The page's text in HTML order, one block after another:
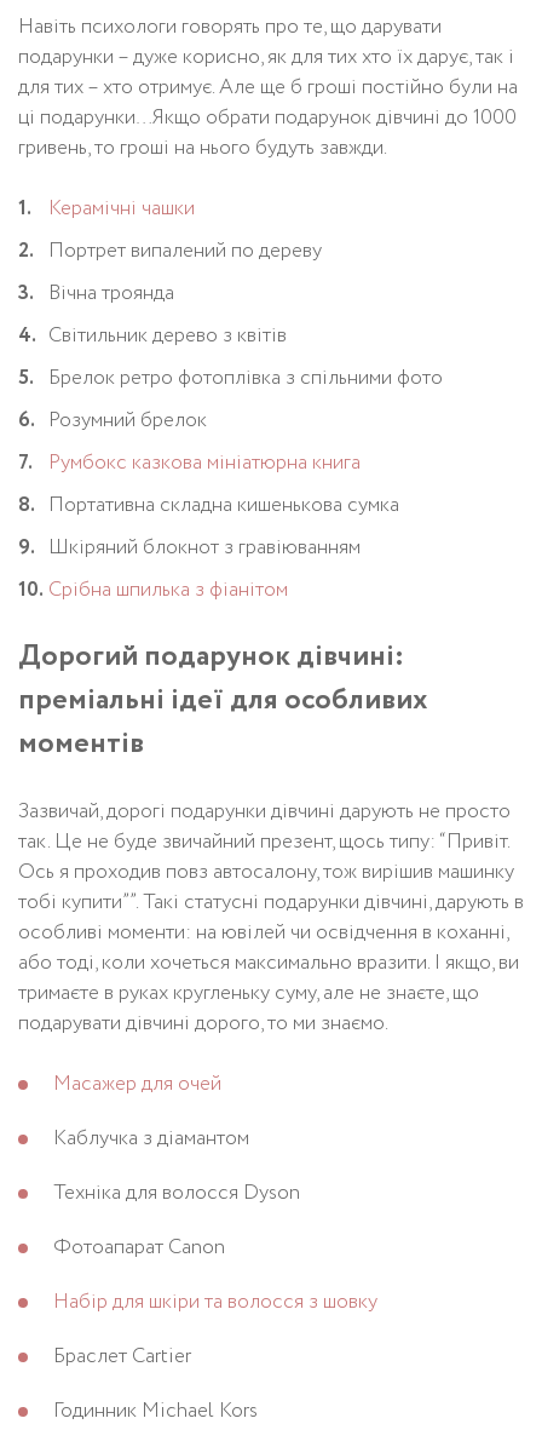
Навіть психологи говорять про те, що дарувати
подарунки – дуже корисно, як для тих хто їх дарує, так і
для тих – хто отримує. Але ще б гроші постійно були на
ці подарунки…Якщо обрати подарунок дівчині до 1000
гривень, то гроші на нього будуть завжди.
Керамічні чашки
Портрет випалений по дереву
Вічна троянда
Світильник дерево з квітів
Брелок ретро фотоплівка з спільними фото
Розумний брелок
Румбокс казкова мініатюрна книга
Портативна складна кишенькова сумка
Шкіряний блокнот з гравіюванням
Срібна шпилька з фіанітом
Дорогий подарунок дівчині:
преміальні ідеї для особливих
моментів
Зазвичай, дорогі подарунки дівчині дарують не просто
так. Це не буде звичайний презент, щось типу: “Привіт.
Ось я проходив повз автосалону, тож вирішив машинку
тобі купити””. Такі статусні подарунки дівчині, дарують в
особливі моменти: на ювілей чи освідчення в коханні,
або тоді, коли хочеться максимально вразити. І якщо, ви
тримаєте в руках кругленьку суму, але не знаєте, що
подарувати дівчині дорого, то ми знаємо.
Масажер для очей
Каблучка з діамантом
Техніка для волосся Dyson
Фотоапарат Canon
Набір для шкіри та волосся з шовку
Браслет Cartier
Годинник Michael Kors